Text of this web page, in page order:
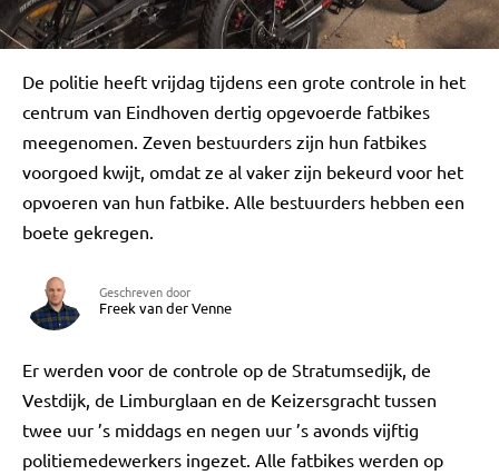
De politie heeft vrijdag tijdens een grote controle in het
centrum van Eindhoven dertig opgevoerde fatbikes
meegenomen. Zeven bestuurders zijn hun fatbikes
voorgoed kwijt, omdat ze al vaker zijn bekeurd voor het
opvoeren van hun fatbike. Alle bestuurders hebben een
boete gekregen.
Geschreven door
Freek van der Venne
Er werden voor de controle op de Stratumsedijk, de
Vestdijk, de Limburglaan en de Keizersgracht tussen
twee uur ’s middags en negen uur ’s avonds vijftig
politiemedewerkers ingezet. Alle fatbikes werden op